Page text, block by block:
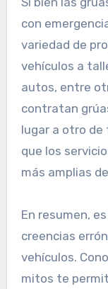
con
variedad de
vehículos a
autos, entre
contratan
lugar a otro de
que los
más amplias
En resumen,
creencias
vehículos.
mitos te